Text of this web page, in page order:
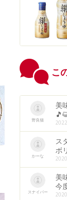
こ
野良猫
美
かーな
ス
ボ
スナイパー
美
今